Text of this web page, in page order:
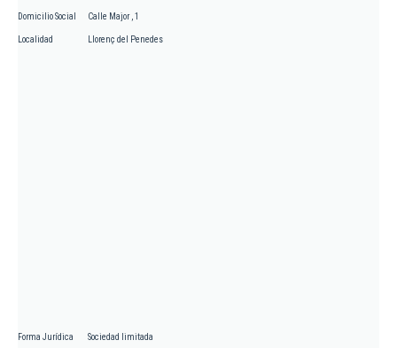
Domicilio Social Calle Major , 1
Localidad Llorenç del Penedes
Forma Jurídica Sociedad limitada